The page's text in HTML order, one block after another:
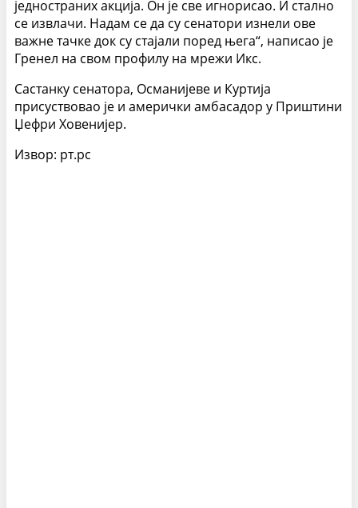
једностраних акција. Он је све игнорисао. И стално
се извлачи. Надам се да су сенатори изнели ове
важне тачке док су стајали поред њега“, написао је
Гренел на свом профилу на мрежи Икс.
Састанку сенатора, Османијеве и Куртија
присуствовао је и амерички амбасадор у Приштини
Џефри Ховенијер.
Извор: рт.рс